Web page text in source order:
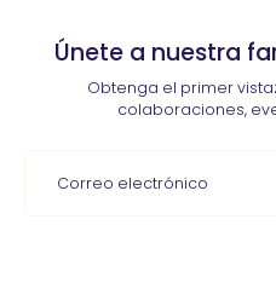
Únete a nuestra
Obtenga el primer
colaboraciones,
Correo electrónico